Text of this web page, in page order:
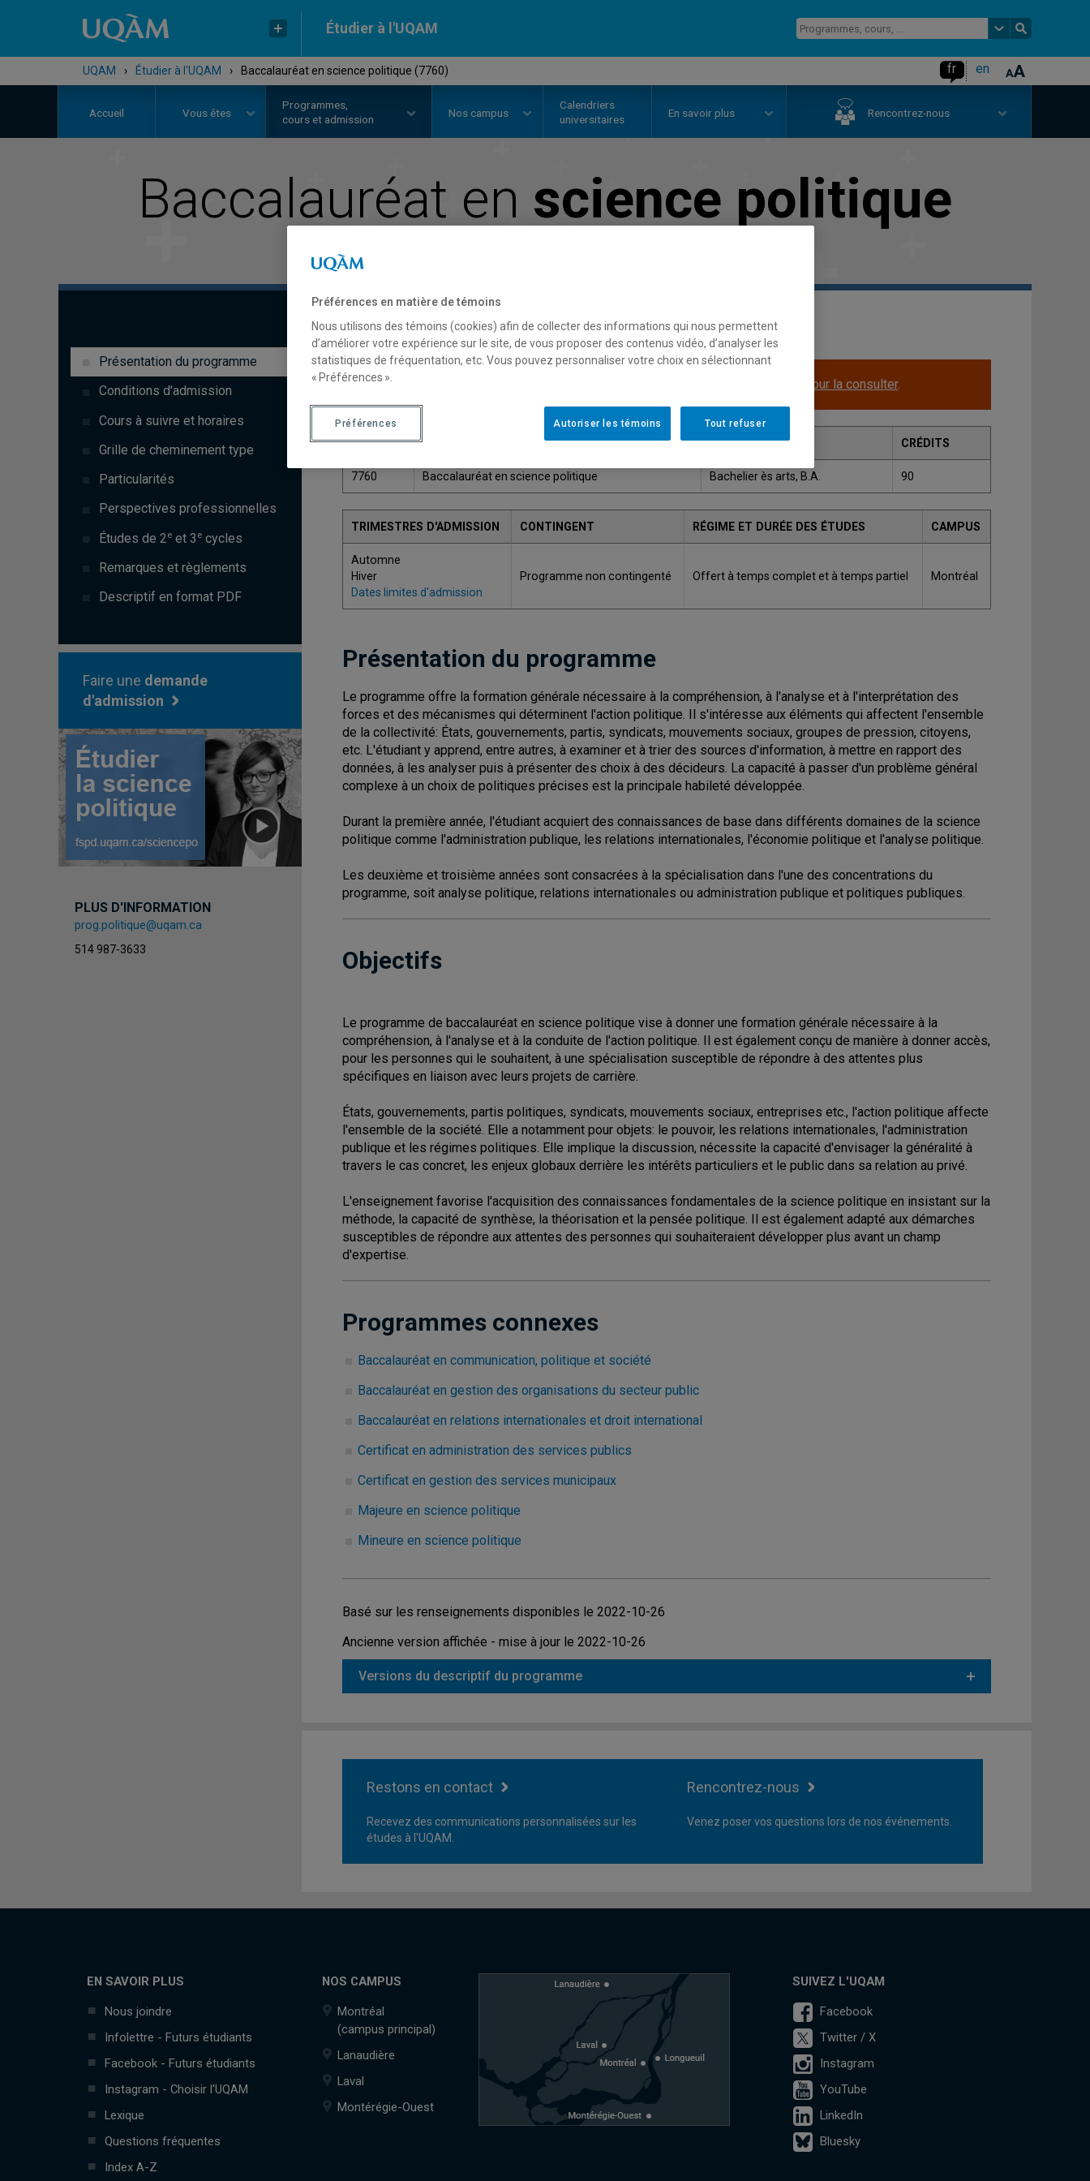
Étudier à l'UQAM
UQAM › Étudier à l'UQAM › Baccalauréat en science politique (7760) fr en
Accueil Vous êtes
Programmes,
cours et admission
Nos campus
Calendriers
universitaires
En savoir plus Rencontrez-nous
Baccalauréat en science politique
Présentation du programme
Conditions d'admission
Cours à suivre et horaires
Grille de cheminement type
Particularités
Perspectives professionnelles
Études de 2 e et 3 e cycles
Remarques et règlements
Descriptif en format PDF
Faire une demande
d'admission
PLUS D'INFORMATION
prog.politique@uqam.ca
514 987-3633
Cliquez ici pour la consulter.
CODE GRADE CRÉDITS
7760 Baccalauréat en science politique Bachelier ès arts, B.A. 90
TRIMESTRES D'ADMISSION CONTINGENT RÉGIME ET DURÉE DES ÉTUDES CAMPUS
Automne
Hiver
Dates limites d'admission
Programme non contingenté Offert à temps complet et à temps partiel Montréal
Présentation du programme
Le programme offre la formation générale nécessaire à la compréhension, à l'analyse et à l'interprétation des
forces et des mécanismes qui déterminent l'action politique. Il s'intéresse aux éléments qui affectent l'ensemble
de la collectivité: États, gouvernements, partis, syndicats, mouvements sociaux, groupes de pression, citoyens,
etc. L'étudiant y apprend, entre autres, à examiner et à trier des sources d'information, à mettre en rapport des
données, à les analyser puis à présenter des choix à des décideurs. La capacité à passer d'un problème général
complexe à un choix de politiques précises est la principale habileté développée.
Durant la première année, l'étudiant acquiert des connaissances de base dans différents domaines de la science
politique comme l'administration publique, les relations internationales, l'économie politique et l'analyse politique.
Les deuxième et troisième années sont consacrées à la spécialisation dans l'une des concentrations du
programme, soit analyse politique, relations internationales ou administration publique et politiques publiques.
Objectifs
Le programme de baccalauréat en science politique vise à donner une formation générale nécessaire à la
compréhension, à l'analyse et à la conduite de l'action politique. Il est également conçu de manière à donner accès,
pour les personnes qui le souhaitent, à une spécialisation susceptible de répondre à des attentes plus
spécifiques en liaison avec leurs projets de carrière.
États, gouvernements, partis politiques, syndicats, mouvements sociaux, entreprises etc., l'action politique affecte
l'ensemble de la société. Elle a notamment pour objets: le pouvoir, les relations internationales, l'administration
publique et les régimes politiques. Elle implique la discussion, nécessite la capacité d'envisager la généralité à
travers le cas concret, les enjeux globaux derrière les intérêts particuliers et le public dans sa relation au privé.
L'enseignement favorise l'acquisition des connaissances fondamentales de la science politique en insistant sur la
méthode, la capacité de synthèse, la théorisation et la pensée politique. Il est également adapté aux démarches
susceptibles de répondre aux attentes des personnes qui souhaiteraient développer plus avant un champ
d'expertise.
Programmes connexes
Baccalauréat en communication, politique et société
Baccalauréat en gestion des organisations du secteur public
Baccalauréat en relations internationales et droit international
Certificat en administration des services publics
Certificat en gestion des services municipaux
Majeure en science politique
Mineure en science politique
Basé sur les renseignements disponibles le 2022-10-26
Ancienne version affichée - mise à jour le 2022-10-26
Versions du descriptif du programme
Restons en contact
Recevez des communications personnalisées sur les
études à l'UQAM.
Rencontrez-nous
Venez poser vos questions lors de nos événements.
EN SAVOIR PLUS
Nous joindre
Infolettre - Futurs étudiants
Facebook - Futurs étudiants
Instagram - Choisir l'UQAM
Lexique
Questions fréquentes
Index A-Z
NOS CAMPUS
Montréal
(campus principal)
Lanaudière
Laval
Montérégie-Ouest
SUIVEZ L'UQAM
Facebook
Twitter / X
Instagram
YouTube
LinkedIn
Bluesky
Préférences en matière de témoins
Nous utilisons des témoins (cookies) afin de collecter des informations qui nous permettent
d’améliorer votre expérience sur le site, de vous proposer des contenus vidéo, d’analyser les
statistiques de fréquentation, etc. Vous pouvez personnaliser votre choix en sélectionnant
« Préférences ».
Tout refuser
Autoriser les témoins
Préférences